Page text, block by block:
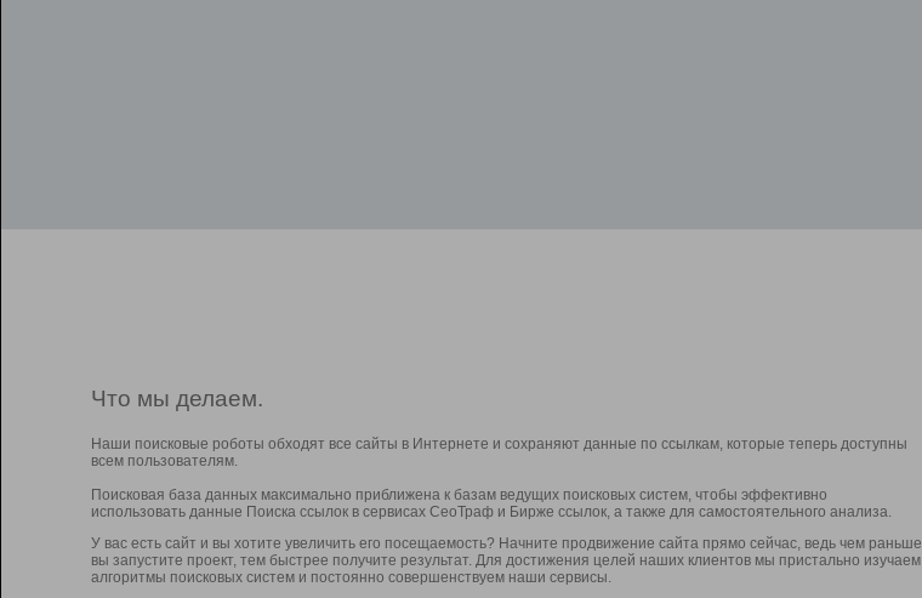
Что мы делаем.
Наши поисковые роботы обходят все сайты в Интернете и сохраняют данные по ссылкам, которые теперь доступны
всем пользователям.
Поисковая база данных максимально приближена к базам ведущих поисковых систем, чтобы эффективно
использовать данные Поиска ссылок в сервисах СеоТраф и Бирже ссылок, а также для самостоятельного анализа.
У вас есть сайт и вы хотите увеличить его посещаемость? Начните продвижение сайта прямо сейчас, ведь чем раньше
вы запустите проект, тем быстрее получите результат. Для достижения целей наших клиентов мы пристально изучаем
алгоритмы поисковых систем и постоянно совершенствуем наши сервисы.